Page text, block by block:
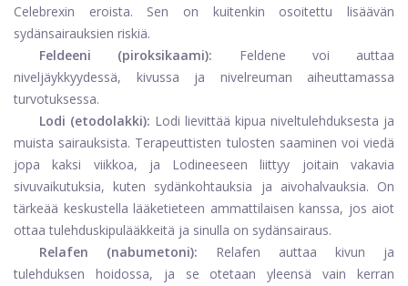
Celebrexin eroista. Sen on kuitenkin osoitettu lisäävän
sydänsairauksien riskiä.
Feldeeni (piroksikaami): Feldene voi auttaa
niveljäykkyydessä, kivussa ja nivelreuman aiheuttamassa
turvotuksessa.
Lodi (etodolakki): Lodi lievittää kipua niveltulehduksesta ja
muista sairauksista. Terapeuttisten tulosten saaminen voi viedä
jopa kaksi viikkoa, ja Lodineeseen liittyy joitain vakavia
sivuvaikutuksia, kuten sydänkohtauksia ja aivohalvauksia. On
tärkeää keskustella lääketieteen ammattilaisen kanssa, jos aiot
ottaa tulehduskipulääkkeitä ja sinulla on sydänsairaus.
Relafen (nabumetoni): Relafen auttaa kivun ja
tulehduksen hoidossa, ja se otetaan yleensä vain kerran